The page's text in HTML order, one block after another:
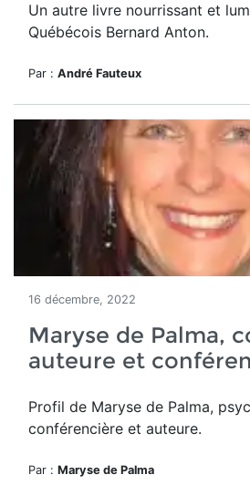
Un autre livre nourrissant et
Québécois Bernard Anton.
Par : André Fauteux
16 décembre, 2022
Maryse de Palma,
auteure et
Profil de Maryse de Palma,
conférencière et auteure.
Par : Maryse de Palma